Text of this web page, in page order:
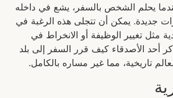
يحلم الشخص بالسفر، يشع في داخله
جديدة. يمكن أن تتجلى هذه الرغبة في
مثل تغيير الوظيفة أو الانخراط في
أحد الأصدقاء كيف قرر السفر إلى بلد
تاريخية، مما غير مساره بالكامل.